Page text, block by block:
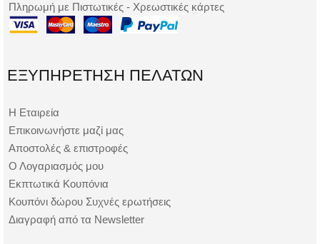
Πληρωμή με Πιστωτικές - Χρεωστικές κάρτες
ΕΞΥΠΗΡΈΤΗΣΗ ΠΕΛΑΤΏΝ
Η Εταιρεία
Επικοινωνήστε μαζί μας
Αποστολές & επιστροφές
Ο Λογαριασμός μου
Εκπτωτικά Κουπόνια
Κουπόνι δώρου Συχνές ερωτήσεις
Διαγραφή από τα Newsletter